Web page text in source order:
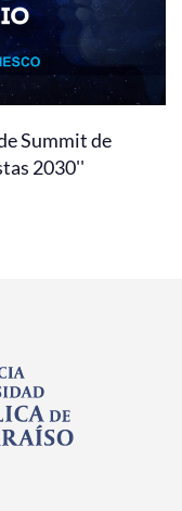
Summit de
2030''